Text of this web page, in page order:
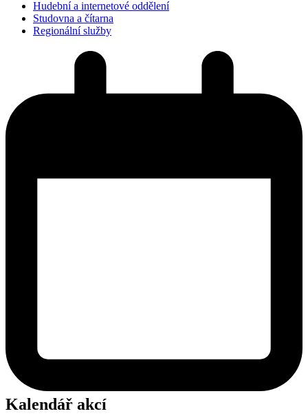
Hudební a internetové oddělení
Studovna a čítarna
Regionální služby
Kalendář akcí